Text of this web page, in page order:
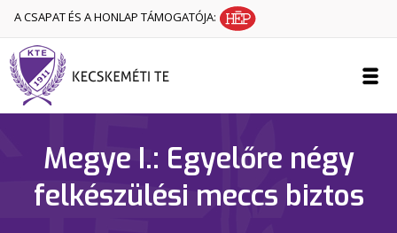
A CSAPAT ÉS A HONLAP TÁMOGATÓJA:
Megye I.: Egyelőre négy
felkészülési meccs biztos